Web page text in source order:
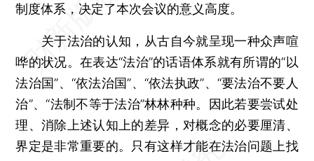
制度体系，决定了本次会议的意义高度。
关于法治的认知，从古自今就呈现一种众声喧
哗的状况。在表达“法治”的话语体系就有所谓的“以
法治国”、“依法治国”、“依法执政”、“要法治不要人
治”、“法制不等于法治”林林种种。因此若要尝试处
理、消除上述认知上的差异，对概念的必要厘清、
界定是非常重要的。只有这样才能在法治问题上找